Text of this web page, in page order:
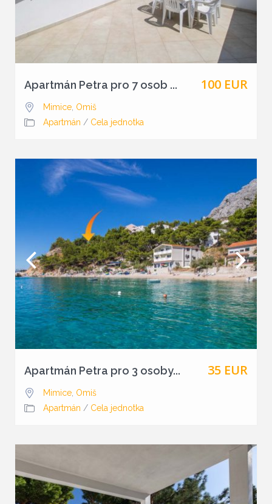
100 EUR
Apartmán Petra pro 7 osob ...
Mimice Omiš
Apartmán / Cela jednotka
35 EUR
Apartmán Petra pro 3 osoby...
Mimice Omiš
Apartmán / Cela jednotka